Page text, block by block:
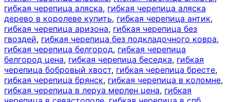
гибкая черепица аляска, гибкая черепица аляска
дерево в королеве купить, гибкая черепица антик,
гибкая черепица аризона, гибкая черепица без
гвоздей, гибкая черепица без подкладочного ковра,
гибкая черепица белгород, гибкая черепица
белгород цена, гибкая черепица беседка, гибкая
черепица бобровый хвост, гибкая черепица бресте,
гибкая черепица брянск, гибкая черепица в коломне,
гибкая черепица в леруа мерлен цена, гибкая